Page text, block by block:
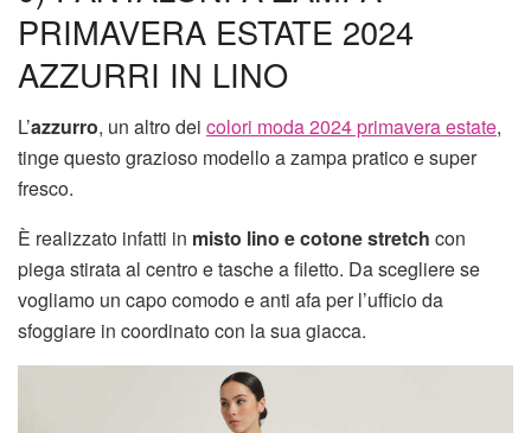
PRIMAVERA ESTATE 2024
AZZURRI IN LINO
L’azzurro, un altro dei colori moda 2024 primavera estate,
tinge questo grazioso modello a zampa pratico e super
fresco.
È realizzato infatti in misto lino e cotone stretch con
piega stirata al centro e tasche a filetto. Da scegliere se
vogliamo un capo comodo e anti afa per l’ufficio da
sfoggiare in coordinato con la sua giacca.